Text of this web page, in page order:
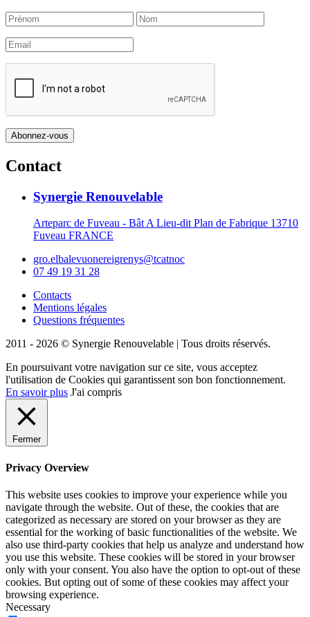
Contact
Synergie Renouvelable
Arteparc de Fuveau - Bât A Lieu-dit Plan de Fabrique 13710
Fuveau FRANCE
gro.elbalevuonereigrenys@tcatnoc
07 49 19 31 28
Contacts
Mentions légales
Questions fréquentes
2011 - 2026 © Synergie Renouvelable | Tous droits réservés.
En poursuivant votre navigation sur ce site, vous acceptez
l'utilisation de Cookies qui garantissent son bon fonctionnement.
En savoir plus J'ai compris
Fermer
Privacy Overview
This website uses cookies to improve your experience while you
navigate through the website. Out of these, the cookies that are
categorized as necessary are stored on your browser as they are
essential for the working of basic functionalities of the website. We
also use third-party cookies that help us analyze and understand how
you use this website. These cookies will be stored in your browser
only with your consent. You also have the option to opt-out of these
cookies. But opting out of some of these cookies may affect your
browsing experience.
Necessary